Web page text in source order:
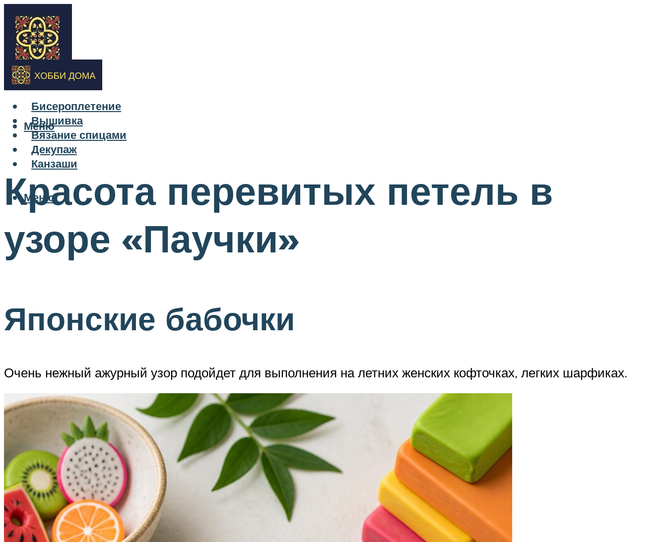
Бисероплетение
Вышивка
Вязание спицами
Декупаж
Канзаши
Меню
Меню
Красота перевитых петель в
узоре «Паучки»
Японские бабочки
Очень нежный ажурный узор подойдет для выполнения на летних женских кофточках, легких шарфиках.